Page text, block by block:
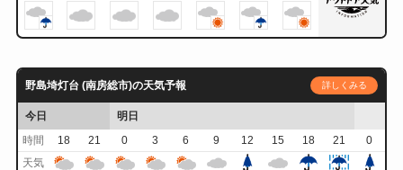
野島埼灯台 (南房総市)の天気予報 詳しくみる
今日
明日
時間
18 21 0 3 6 9 12 15 18 21
0
天気